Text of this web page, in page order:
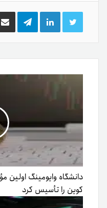
توییتر لینکدینتلگرام
دانشگاه وایومینگ
کوین را تأسیس کرد